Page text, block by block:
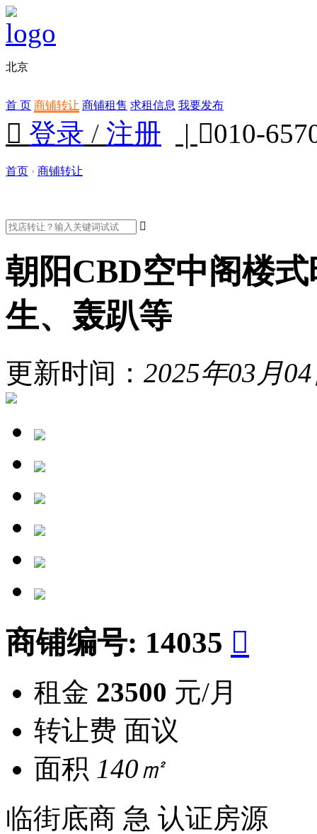
北京
首 页 商铺转让 商铺租售 求租信息 我要发布
 登录 / 注册 | 010-
首页 › 商铺转让

朝阳CBD空中阁楼
生、轰趴等
更新时间： 2025年03月
商铺编号: 14035 
租金 23500 元/月
转让费 面议
面积 140㎡
临街底商 急 认证房源